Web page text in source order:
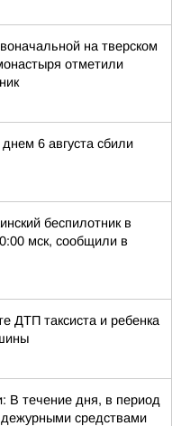
на тверском
отметили
6 августа сбили
беспилотник в
мск, сообщили в
ДТП таксиста и ребенка
В течение дня, в период
средствами